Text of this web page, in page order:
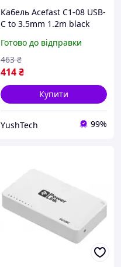
Кабель Acefast C1-08 USB-
C to 3.5mm 1.2m black
Готово до відправки
414₴
463 ₴
Купити
YushTech 99%